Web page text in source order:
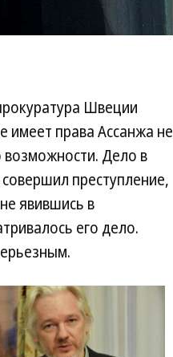
Швеции
имеет права Ассанжа не
возможности. Дело в
преступление,
явившись в
его дело.